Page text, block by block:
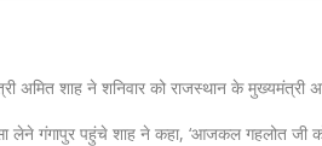
अमित शाह ने शनिवार को राजस्थान के मुख्यमंत्री
लेने गंगापुर पहुंचे शाह ने कहा, ‘आजकल गहलोत जी